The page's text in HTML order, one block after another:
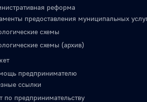
реформа
предоставления муниципальных
схемы
схемы (архив)
предпринимателю
ссылки
по предпринимательству